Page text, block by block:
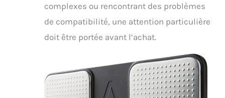
complexes ou rencontrant des problèmes
de compatibilité, une attention particulière
doit être portée avant l’achat.